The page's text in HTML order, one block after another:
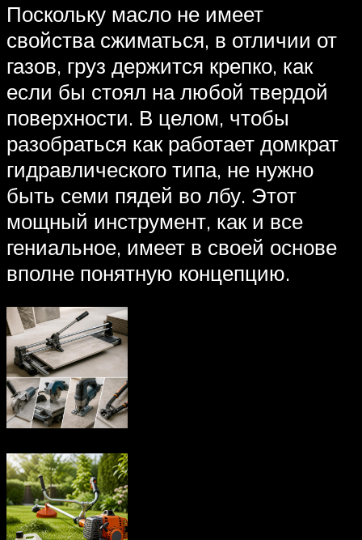
Поскольку масло не имеет
свойства сжиматься, в отличии от
газов, груз держится крепко, как
если бы стоял на любой твердой
поверхности. В целом, чтобы
разобраться как работает домкрат
гидравлического типа, не нужно
быть семи пядей во лбу. Этот
мощный инструмент, как и все
гениальное, имеет в своей основе
вполне понятную концепцию.